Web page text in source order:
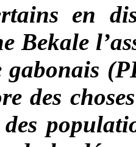
en
Bekale
gabonais
des